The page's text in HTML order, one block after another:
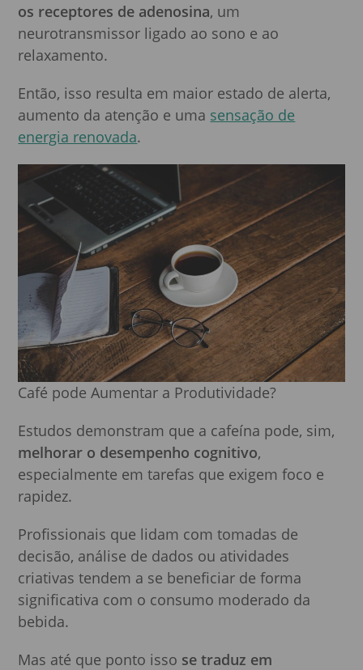
os receptores de adenosina, um
neurotransmissor ligado ao sono e ao
relaxamento.
Então, isso resulta em maior estado de alerta,
aumento da atenção e uma sensação de
energia renovada.
Café pode Aumentar a Produtividade?
Estudos demonstram que a cafeína pode, sim,
melhorar o desempenho cognitivo,
especialmente em tarefas que exigem foco e
rapidez.
Profissionais que lidam com tomadas de
decisão, análise de dados ou atividades
criativas tendem a se beneficiar de forma
significativa com o consumo moderado da
bebida.
Mas até que ponto isso se traduz em